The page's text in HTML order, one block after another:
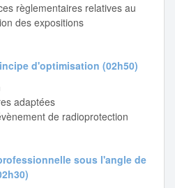
règlementaires relatives au
des expositions
d'optimisation (02h50)
adaptées
de radioprotection
sous l'angle de